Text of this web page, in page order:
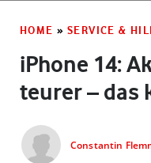
HOME » SERVICE &
iPhone 14:
teurer – das
Constantin